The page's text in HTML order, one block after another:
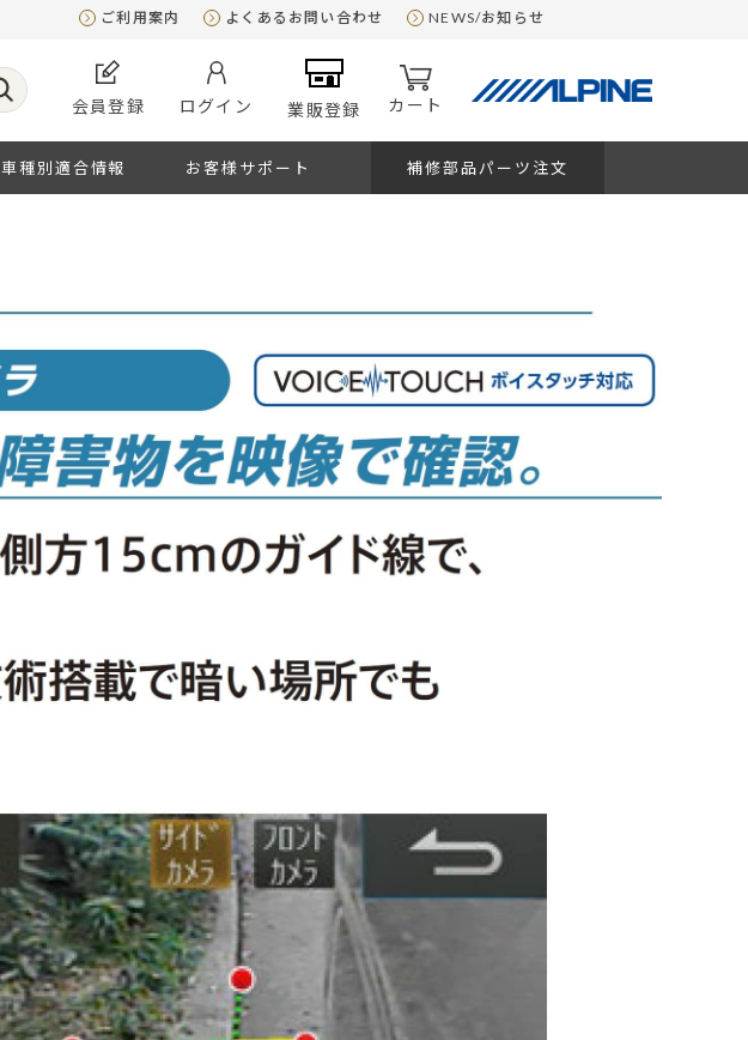
ご利用案内 よくあるお問い合わせ NEWS/お知らせ
会員登録 ログイン 業販登録 カート
車種別適合情報 お客様サポート 補修部品パーツ注文